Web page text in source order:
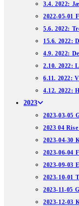
3.4. 2022:
2022-05-01
5.6. 2022:
15.6. 2022:
4.9. 2022:
2.10. 2022:
6.11. 2022:
4.12. 2022:
2023
2023-03-05
2023 04
2023-04-30
2023-06-04
2023-09-03
2023-10-01
2023-11-05
2023-12-03